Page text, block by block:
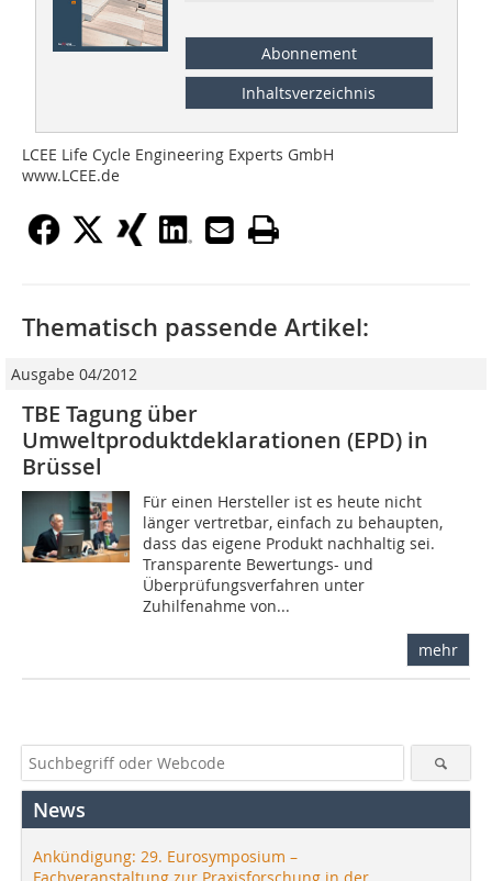
Abonnement
Inhaltsverzeichnis
LCEE Life Cycle Engineering Experts GmbH
www.LCEE.de
Thematisch passende Artikel:
Ausgabe 04/2012
TBE Tagung über
Umweltproduktdeklarationen (EPD) in
Brüssel
Für einen Hersteller ist es heute nicht
länger vertretbar, einfach zu behaupten,
dass das eigene Produkt nachhaltig sei.
Transparente Bewertungs- und
Überprüfungsverfahren unter
Zuhilfenahme von...
mehr
News
Ankündigung: 29. Eurosymposium –
Fachveranstaltung zur Praxisforschung in der